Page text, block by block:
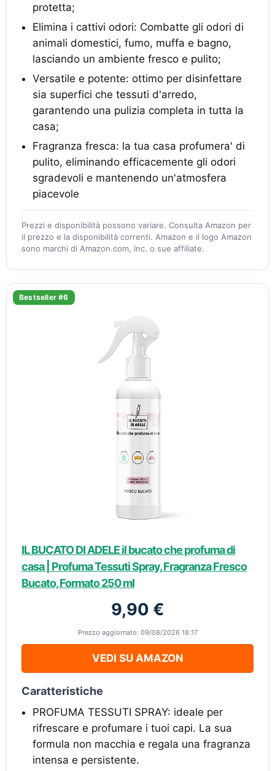
protetta;
Elimina i cattivi odori: Combatte gli odori di
animali domestici, fumo, muffa e bagno,
lasciando un ambiente fresco e pulito;
Versatile e potente: ottimo per disinfettare
sia superfici che tessuti d'arredo,
garantendo una pulizia completa in tutta la
casa;
Fragranza fresca: la tua casa profumera' di
pulito, eliminando efficacemente gli odori
sgradevoli e mantenendo un'atmosfera
piacevole
Prezzi e disponibilità possono variare. Consulta Amazon per
il prezzo e la disponibilità correnti. Amazon e il logo Amazon
sono marchi di Amazon.com, Inc. o sue affiliate.
Bestseller #6
IL BUCATO DI ADELE il bucato che profuma di
casa | Profuma Tessuti Spray, Fragranza Fresco
Bucato, Formato 250 ml
9,90 €
Prezzo aggiornato: 09/08/2026 18:17
VEDI SU AMAZON
Caratteristiche
PROFUMA TESSUTI SPRAY: ideale per
rifrescare e profumare i tuoi capi. La sua
formula non macchia e regala una fragranza
intensa e persistente.